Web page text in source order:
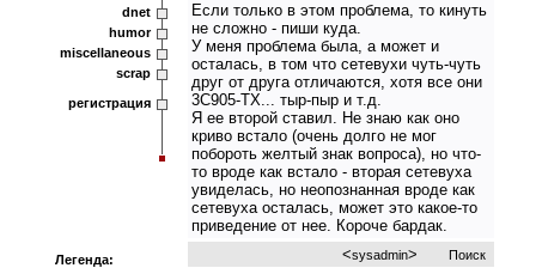
dnet
humor
miscellaneous
scrap
регистрация
Легенда:
Если только в этом проблема, то кинуть
не сложно - пиши куда.
У меня проблема была, а может и
осталась, в том что сетевухи чуть-чуть
друг от друга отличаются, хотя все они
3С905-ТХ... тыр-пыр и т.д.
Я ее второй ставил. Не знаю как оно
криво встало (очень долго не мог
побороть желтый знак вопроса), но что-
то вроде как встало - вторая сетевуха
увиделась, но неопознанная вроде как
сетевуха осталась, может это какое-то
приведение от нее. Короче бардак.
<sysadmin> Поиск